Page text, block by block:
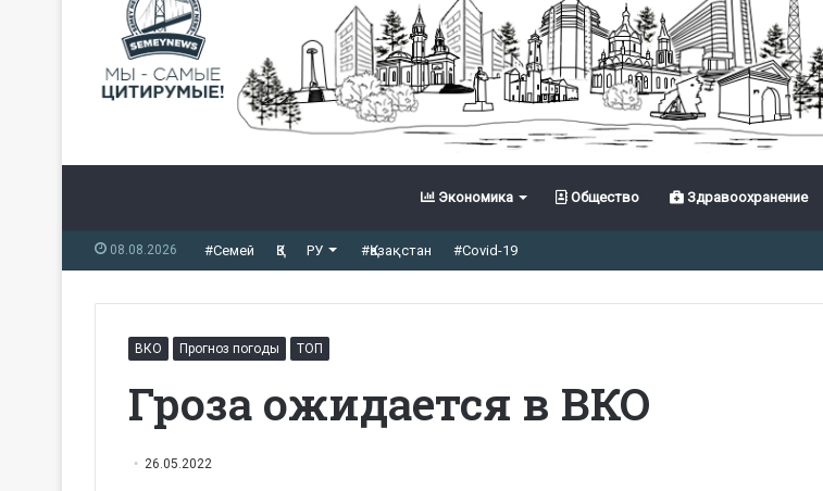
Экономика Общество Здравоохранение
08.08.2026 #Семей ҚЗ РУ #Қазақстан #Covid-19
ВКО Прогноз погоды ТОП
Гроза ожидается в ВКО
26.05.2022